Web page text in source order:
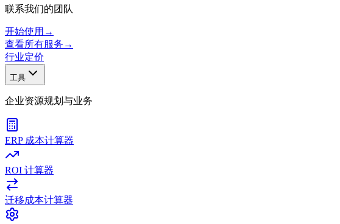
联系我们的团队
开始使用 →
查看所有服务 →
行业定价
工具
企业资源规划与业务
ERP 成本计算器
ROI 计算器
迁移成本计算器